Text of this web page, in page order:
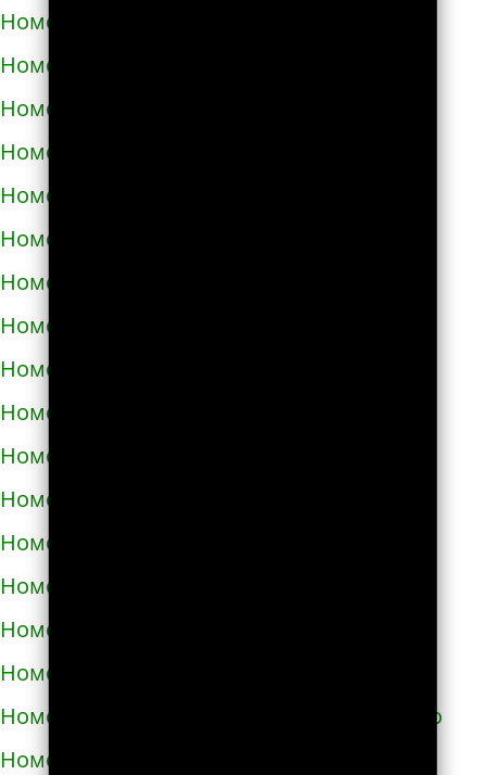
Номера телефонов такси в Пологах
Номера телефонов такси в Полонном
Номера телефонов такси в Полтаве
Номера телефонов такси в Прилуках
Номера телефонов такси в Путивле
Номера телефонов такси в Пятихатках
Номера телефонов такси в Раздельной
Номера телефонов такси в Ракитном
Номера телефонов такси в Рахове
Номера телефонов такси в Рени
Номера телефонов такси в Ровно
Номера телефонов такси в Ромнах
Номера телефонов такси в Самборе
Номера телефонов такси в Сарнах
Номера телефонов такси в Сваляве
Номера телефонов такси в Светловодске
Номера телефонов такси в Синельниково
Номера телефонов такси в Скадовске